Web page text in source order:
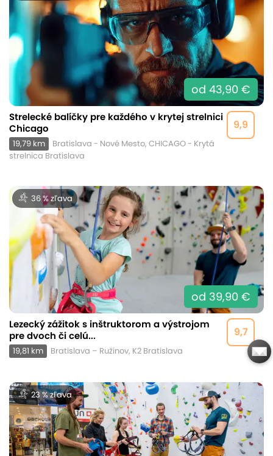
od 43,90 €
9,9
Strelecké balíčky pre každého v krytej strelnici
Chicago
19,79 km
Bratislava - Nové Mesto, CHICAGO - Krytá
strelnica Bratislava
36 % zľava
od 39,90 €
9,7
Lezecký zážitok s inštruktorom a výstrojom
pre dvoch či celú...
19,81 km Bratislava – Ružinov, K2 Bratislava
23 % zľava